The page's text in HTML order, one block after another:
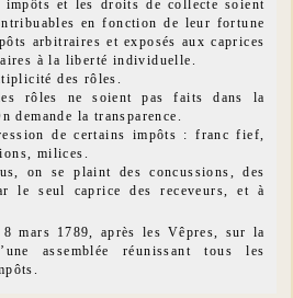
et les droits de collecte soient
en fonction de leur fortune
arbitraires et exposés aux caprices
à la liberté individuelle.
des rôles.
ne soient pas faits dans la
demande la transparence.
de certains impôts : franc fief,
milices.
on se plaint des concussions, des
le seul caprice des receveurs, et à
mars 1789, après les Vêpres, sur la
assemblée réunissant tous les